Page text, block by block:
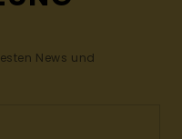
News und